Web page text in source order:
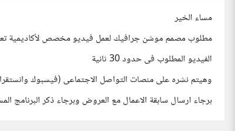
مساء الخير
مطلوب مصمم موشن جرافيك لعمل فيديو مخصص لأكاديمية
الفيديو المطلوب فى حدود 30 ثانية
وهيتم نشره على منصات التواصل الاجتماعى (فيسبوك
برجاء ارسال سابقة الاعمال مع العروض وبرجاء ذكر البرنامج